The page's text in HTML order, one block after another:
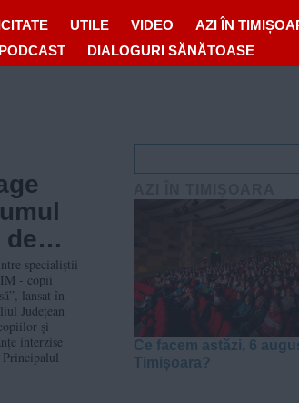
UTILE VIDEO
AZI ÎN
PODCAST DIALOGURI SĂNĂTOASE
de
specialiștii
- copii
lansat în
Județean
și
interzise
Principalul
Ce facem astăzi, 6
Timișoara?